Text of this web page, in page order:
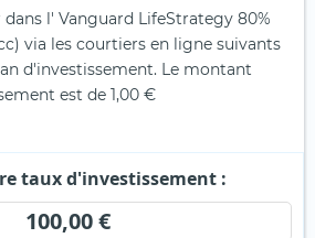
l' Vanguard LifeStrategy 80%
via les courtiers en ligne suivants
d'investissement. Le montant
est de 1,00 €
taux d'investissement :
100,00 €